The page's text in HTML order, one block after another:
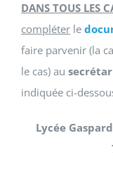
DANS TOUS LES
compléterle
faire parvenir (la
le cas) au
indiquée ci-
Lycée